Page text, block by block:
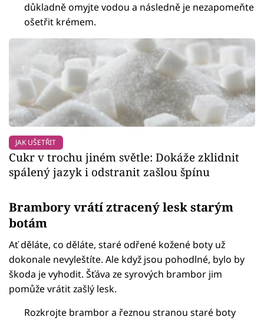
důkladně omyjte vodou a následně je nezapomeňte
ošetřit krémem.
JAK UŠETŘIT
Cukr v trochu jiném světle: Dokáže zklidnit
spálený jazyk i odstranit zašlou špínu
Brambory vrátí ztracený lesk starým
botám
Ať děláte, co děláte, staré odřené kožené boty už
dokonale nevyleštíte. Ale když jsou pohodlné, bylo by
škoda je vyhodit. Šťáva ze syrových brambor jim
pomůže vrátit zašlý lesk.
Rozkrojte brambor a řeznou stranou staré boty